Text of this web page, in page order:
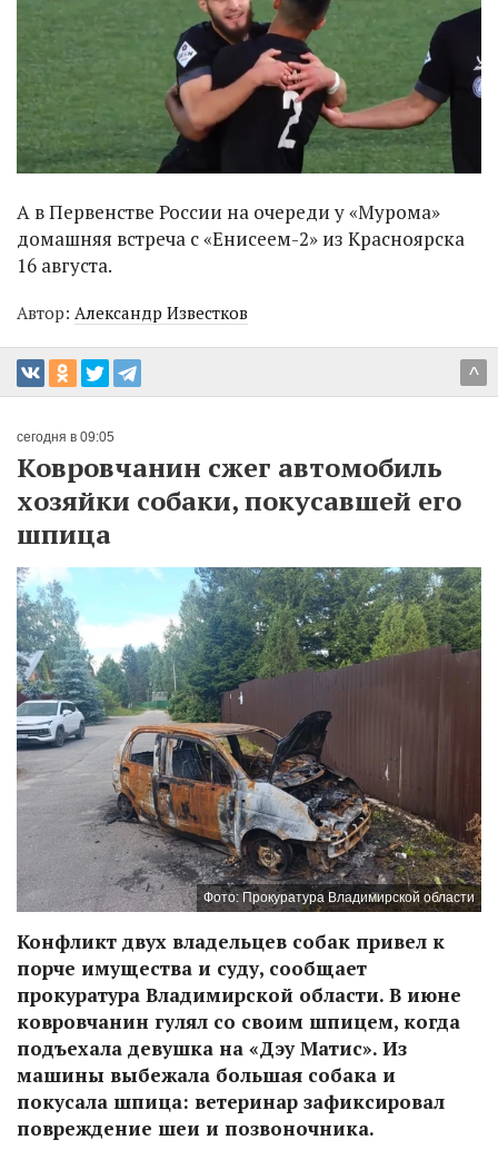
А в Первенстве России на очереди у «Мурома»
домашняя встреча с «Енисеем-2» из Красноярска
16 августа.
Автор: Александр Известков
^
сегодня в 09:05
Ковровчанин сжег автомобиль
хозяйки собаки, покусавшей его
шпица
Фото: Прокуратура Владимирской области
Конфликт двух владельцев собак привел к
порче имущества и суду, сообщает
прокуратура Владимирской области. В июне
ковровчанин гулял со своим шпицем, когда
подъехала девушка на «Дэу Матис». Из
машины выбежала большая собака и
покусала шпица: ветеринар зафиксировал
повреждение шеи и позвоночника.